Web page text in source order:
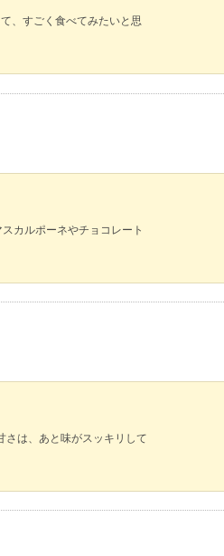
、すごく食べてみたいと思
カルポーネやチョコレート
さは、あと味がスッキリして